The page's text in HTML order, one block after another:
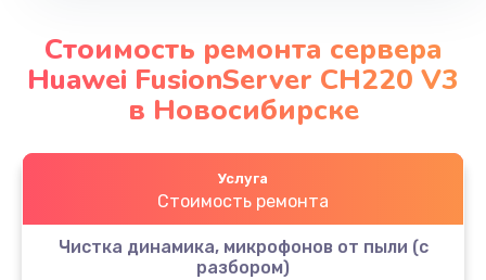
Стоимость ремонта сервера
Huawei FusionServer CH220 V3
в Новосибирске
Услуга
Стоимость ремонта
Чистка динамика, микрофонов от пыли (с
разбором)